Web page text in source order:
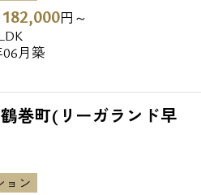
182,000円～
月築
巻町(リーガランド早
ョン
合わせ